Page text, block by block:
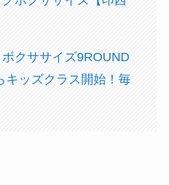
クササイズ9ROUND
キッズクラス開始！毎